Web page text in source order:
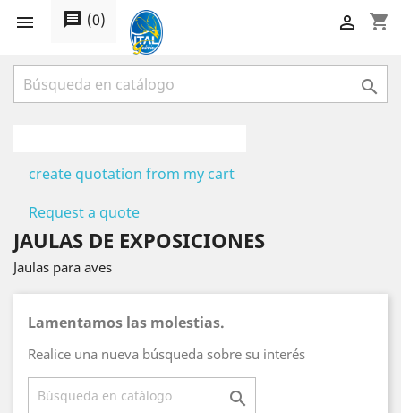
 message (0) shopping_cart


create quotation from my cart
Request a quote
JAULAS DE EXPOSICIONES
Jaulas para aves
Lamentamos las molestias.
Realice una nueva búsqueda sobre su interés
